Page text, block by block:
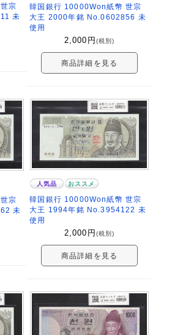
宗
未
韓国銀行 10000Won紙幣 世宗
大王 2000年銘 No.0602856 未
使用
2,000 円 (税別)
商品詳細を見る
宗
未
人気品 おススメ
韓国銀行 10000Won紙幣 世宗
大王 1994年銘 No.3954122 未
使用
2,000 円 (税別)
商品詳細を見る